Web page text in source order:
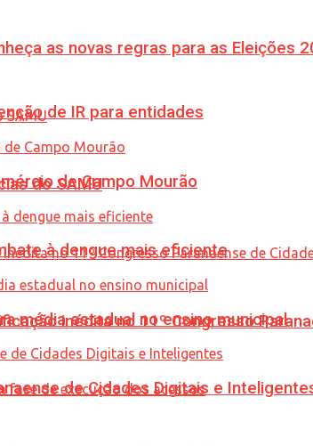
as novas regras para as Eleições
do SAMU
inédita no 11º Congresso
de IR para entidades
de Campo Mourão
à dengue mais eficiente
média estadual no ensino municipal
de Cidades Digitais e